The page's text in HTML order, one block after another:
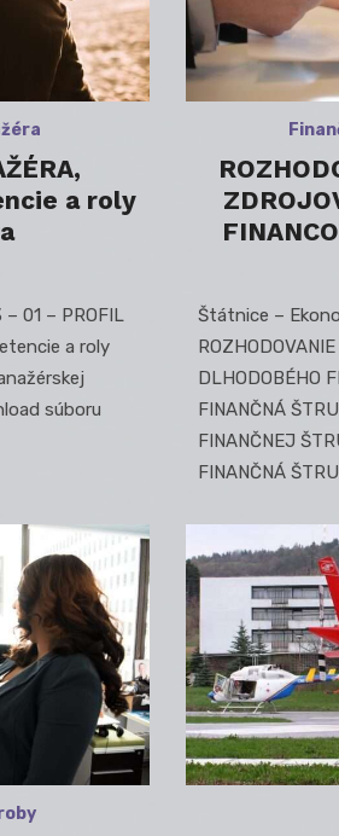
a roly
01 – PROFIL
a roly
súboru
Štátnice –
DLHODOBÉHO
FINANČNÁ
FINANČNEJ
FINANČNÁ